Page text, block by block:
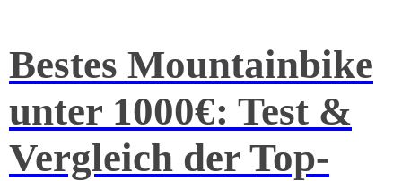
Bestes Mountainbike
unter 1000€: Test &
Vergleich der Top-